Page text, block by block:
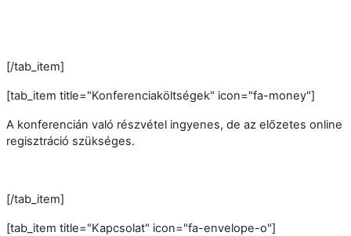
[/tab_item]
[tab_item title="Konferenciaköltségek" icon="fa-money"]
A konferencián való részvétel ingyenes, de az előzetes online
regisztráció szükséges.
[/tab_item]
[tab_item title="Kapcsolat" icon="fa-envelope-o"]